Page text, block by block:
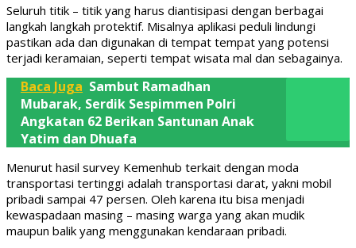
Seluruh titik – titik yang harus diantisipasi dengan berbagai
langkah langkah protektif. Misalnya aplikasi peduli lindungi
pastikan ada dan digunakan di tempat tempat yang potensi
terjadi keramaian, seperti tempat wisata mal dan sebagainya.
Baca Juga Sambut Ramadhan
Mubarak, Serdik Sespimmen Polri
Angkatan 62 Berikan Santunan Anak
Yatim dan Dhuafa
Menurut hasil survey Kemenhub terkait dengan moda
transportasi tertinggi adalah transportasi darat, yakni mobil
pribadi sampai 47 persen. Oleh karena itu bisa menjadi
kewaspadaan masing – masing warga yang akan mudik
maupun balik yang menggunakan kendaraan pribadi.